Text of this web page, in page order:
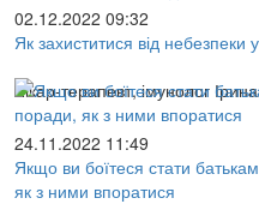
02.12.2022 09:32
Як захиститися від небезпеки
Лікар-терапевт, імунолог
24.11.2022 11:49
Якщо ви боїтеся стати
як з ними впоратися